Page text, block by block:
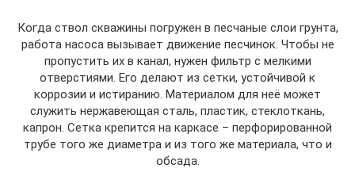
Когда ствол скважины погружен в песчаные слои грунта,
работа насоса вызывает движение песчинок. Чтобы не
пропустить их в канал, нужен фильтр с мелкими
отверстиями. Его делают из сетки, устойчивой к
коррозии и истиранию. Материалом для неё может
служить нержавеющая сталь, пластик, стеклоткань,
капрон. Сетка крепится на каркасе – перфорированной
трубе того же диаметра и из того же материала, что и
обсада.